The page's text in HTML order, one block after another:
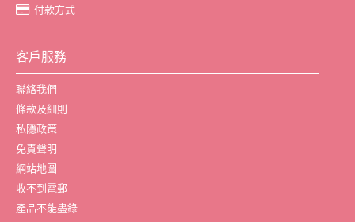
付款方式
客戶服務
聯絡我們
條款及細則
私隱政策
免責聲明
網站地圖
收不到電郵
產品不能盡錄